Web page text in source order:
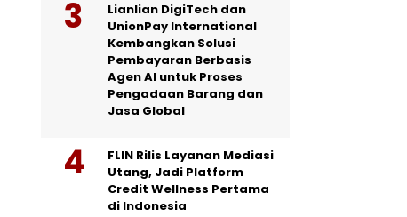
Lianlian DigiTech dan
UnionPay International
Kembangkan Solusi
Pembayaran Berbasis
Agen AI untuk Proses
Pengadaan Barang dan
Jasa Global
FLIN Rilis Layanan Mediasi
Utang, Jadi Platform
Credit Wellness Pertama
di Indonesia